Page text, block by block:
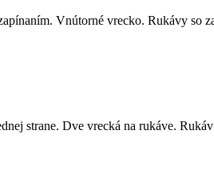
Vnútorné vrecko. Rukávy so
strane. Dve vrecká na rukáve.